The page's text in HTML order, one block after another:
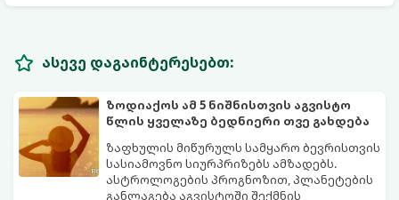
ასევე დაგაინტერესებთ:
ზოდიაქოს ამ 5 ნიშნისთვის აგვისტო
წლის ყველაზე ბედნიერი თვე გახდება
ზაფხულის მიწურულს სამყარო ბევრისთვის
სასიამოვნო სიურპრიზებს ამზადებს.
ასტროლოგების პროგნოზით, პლანეტების
განლაგება აგვისტოში შექმნის